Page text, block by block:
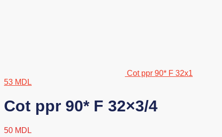
Cot ppr 90* F 32x1
53 MDL
Cot ppr 90* F 32×3/4
50 MDL